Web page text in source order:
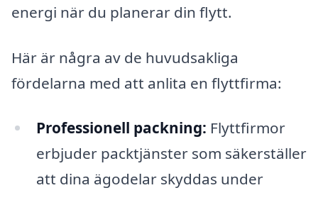
energi när du planerar din flytt.
Här är några av de huvudsakliga
fördelarna med att anlita en flyttfirma:
Professionell packning: Flyttfirmor
erbjuder packtjänster som säkerställer
att dina ägodelar skyddas under